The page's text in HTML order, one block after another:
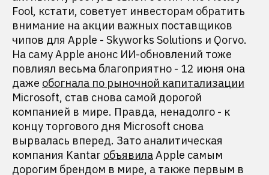
Fool, кстати, советует инвесторам обратить
внимание на акции важных поставщиков
чипов для Apple - Skyworks Solutions и Qorvo.
На саму Apple анонс ИИ-обновлений тоже
повлиял весьма благоприятно - 12 июня она
даже обогнала по рыночной капитализации
Microsoft, став снова самой дорогой
компанией в мире. Правда, ненадолго - к
концу торгового дня Microsoft снова
вырвалась вперед. Зато аналитическая
компания Kantar объявилаApple самым
дорогим брендом в мире, а также первым в